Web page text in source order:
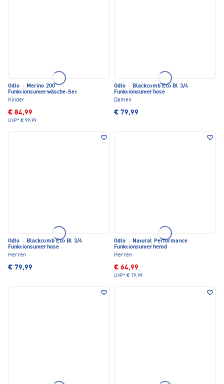
Odlo · Merino 200
Funktionsunterwäsche-Set
Kinder
€ 84,99
UVP* € 99,99
Odlo · Blackcomb Eco Bl 3/4
Funktionsunterhose
Damen
€ 79,99
Odlo · Blackcomb Eco Bl 3/4
Funktionsunterhose
Herren
€ 79,99
Odlo · Natural Performance
Funktionsunterhemd
Herren
€ 64,99
UVP* € 79,99